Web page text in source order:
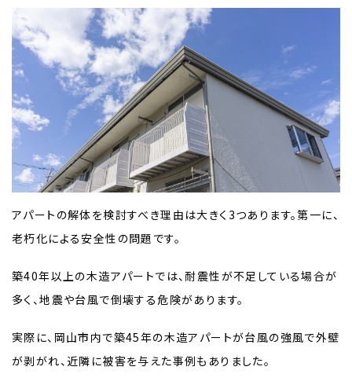
アパートの解体を検討すべき理由は大きく3つあります。第一に、
老朽化による安全性の問題です。
築40年以上の木造アパートでは、耐震性が不足している場合が
多く、地震や台風で倒壊する危険があります。
実際に、岡山市内で築45年の木造アパートが台風の強風で外壁
が剥がれ、近隣に被害を与えた事例もありました。